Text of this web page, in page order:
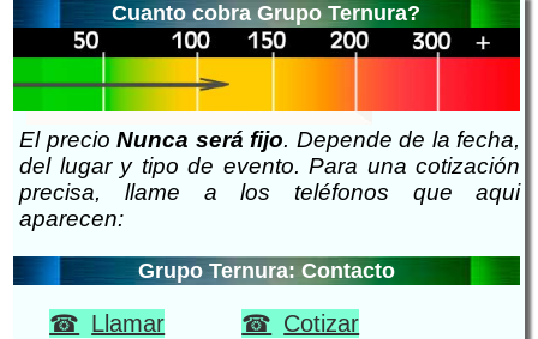
Cuanto cobra Grupo Ternura?
El precioNunca será fijo. Depende de la fecha,
del lugar y tipo de evento. Para una cotización
precisa, llame a los teléfonos que aqui
aparecen:
Grupo Ternura: Contacto
Llamar Cotizar